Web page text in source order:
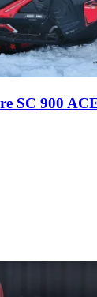
SC 900